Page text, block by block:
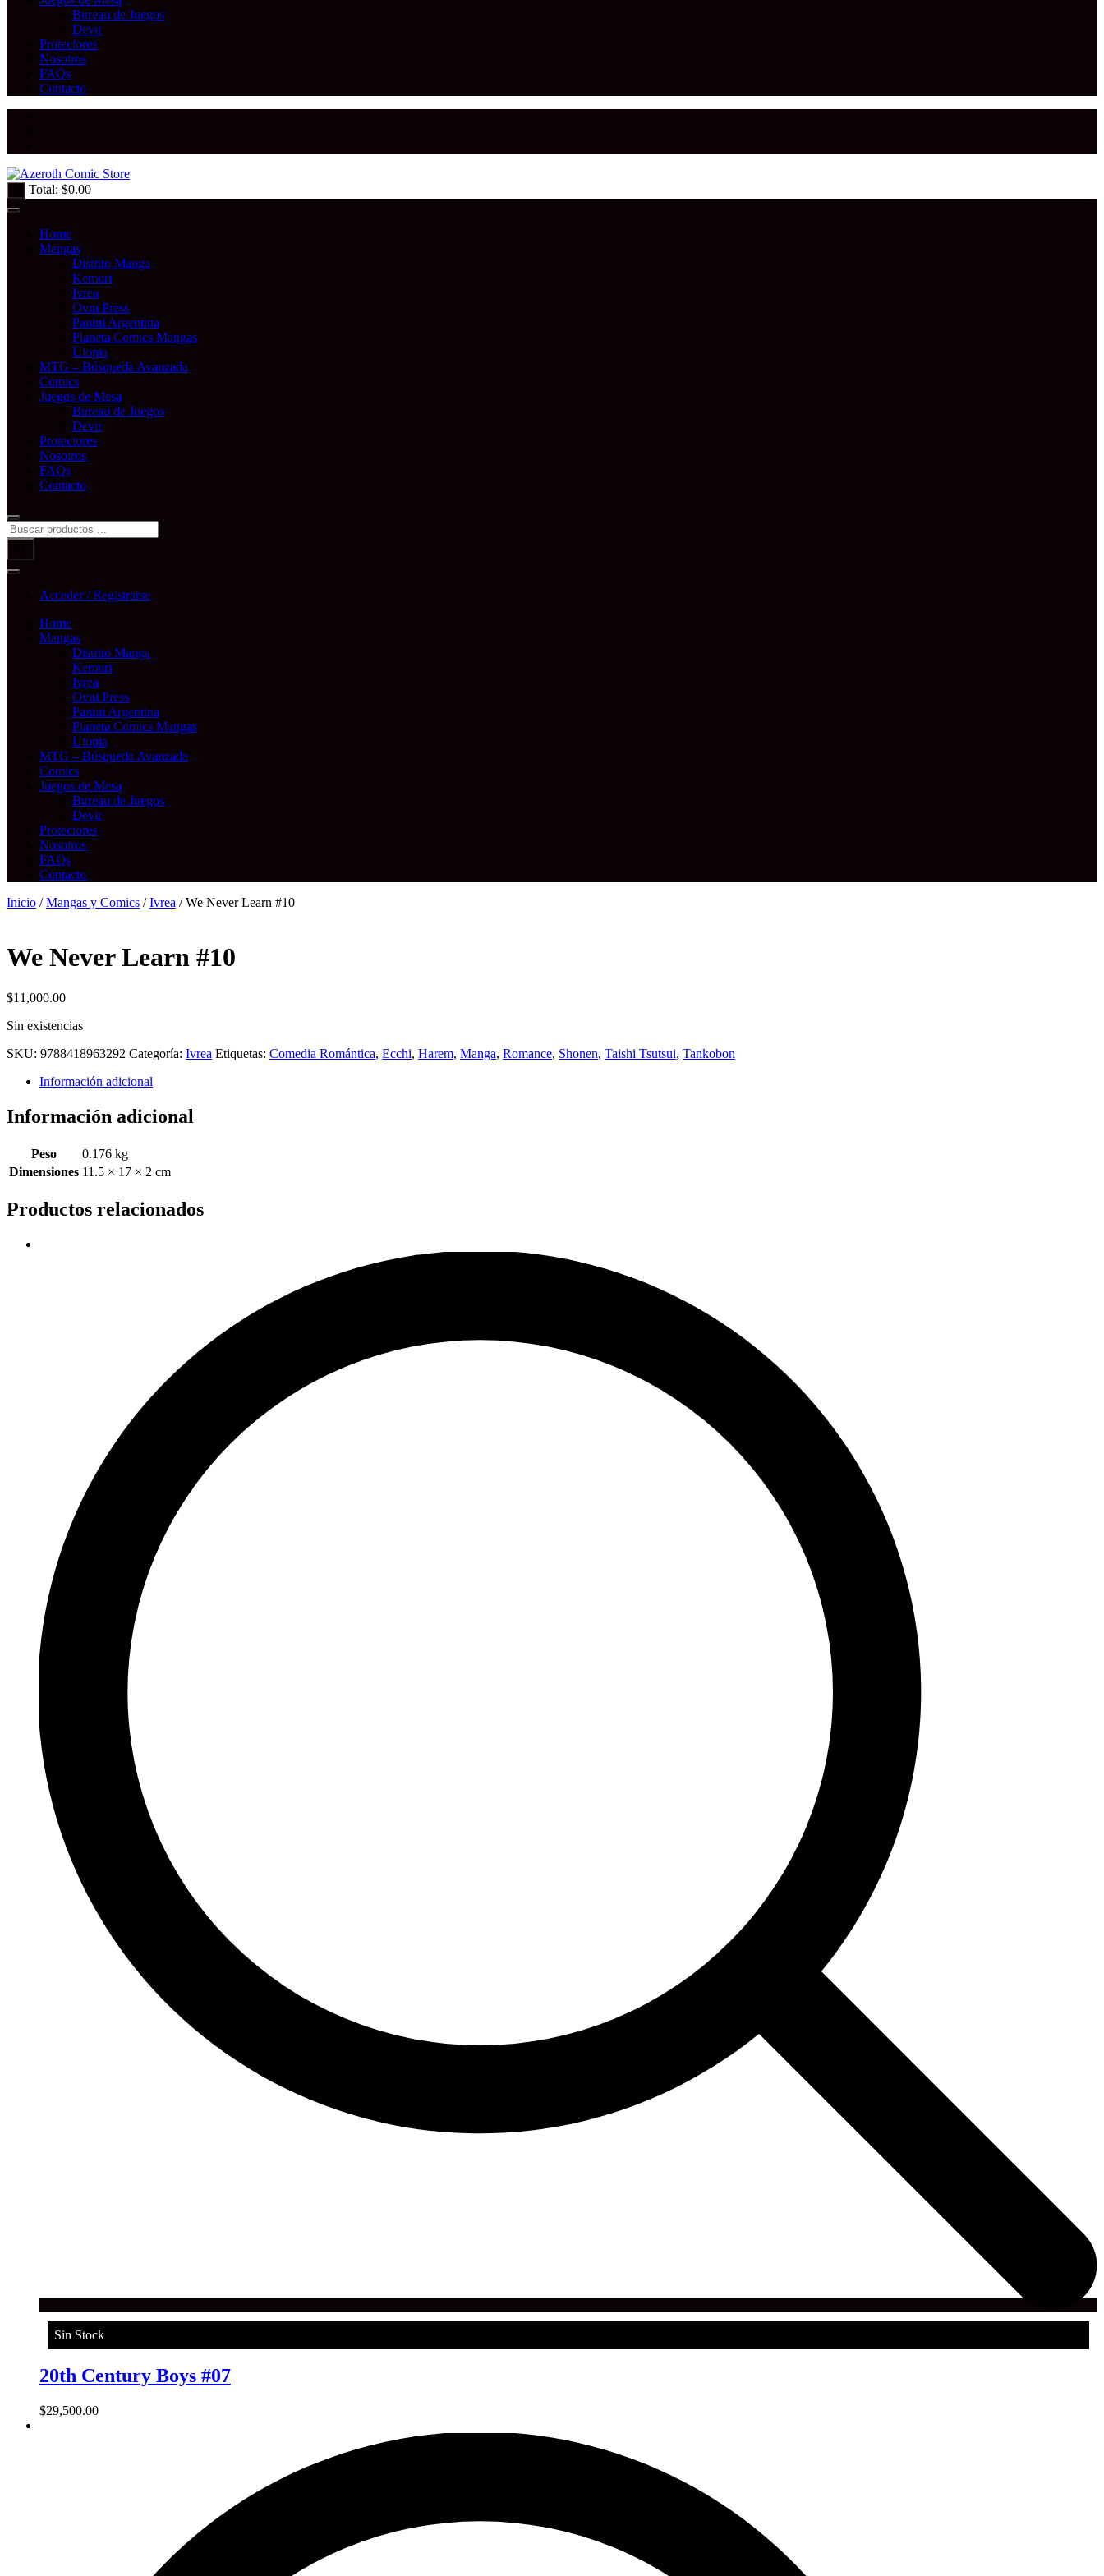
Bureau de Juegos
Devir
Protectores
Nosotros
FAQs
Contacto
Total: $0.00
Home
Mangas
Distrito Manga
Kemuri
Ivrea
Ovni Press
Panini Argentina
Planeta Comics Mangas
Utopia
MTG – Búsqueda Avanzada
Comics
Juegos de Mesa
Bureau de Juegos
Devir
Protectores
Nosotros
FAQs
Contacto
Búsqueda
de
productos
Acceder / Registrarse
Home
Mangas
Distrito Manga
Kemuri
Ivrea
Ovni Press
Panini Argentina
Planeta Comics Mangas
Utopia
MTG – Búsqueda Avanzada
Comics
Juegos de Mesa
Bureau de Juegos
Devir
Protectores
Nosotros
FAQs
Contacto
Inicio /Mangas y Comics /Ivrea / We Never Learn #10
We Never Learn #10
$11,000.00
Sin existencias
SKU: 9788418963292 Categoría: Ivrea Etiquetas: Comedia Romántica, Ecchi, Harem, Manga, Romance, Shonen, Taishi Tsutsui, Tankobon
Información adicional
Información adicional
Peso
0.176 kg
Dimensiones 11.5 × 17 × 2 cm
Productos relacionados
Sin Stock
20th Century Boys #07
$29,500.00